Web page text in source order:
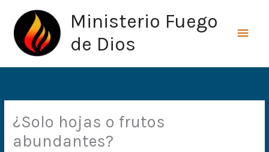
contenido
Ministerio Fuego
de Dios
¿Solo hojas o frutos
abundantes?